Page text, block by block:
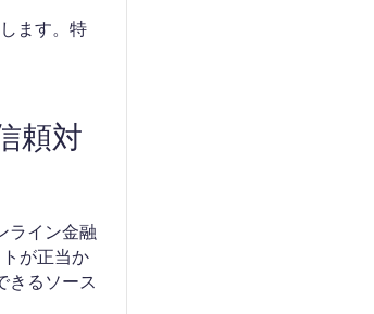
ます。特
頼対
ライン金融
が正当か
きるソース